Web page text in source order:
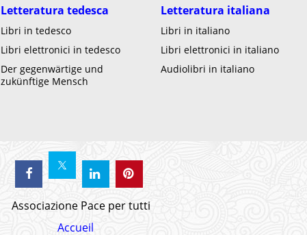
Letteratura tedesca
Libri in tedesco
Libri elettronici in tedesco
Der gegenwärtige und
zukünftige Mensch
Letteratura italiana
Libri in italiano
Libri elettronici in italiano
Audiolibri in italiano
Associazione Pace per tutti
Accueil